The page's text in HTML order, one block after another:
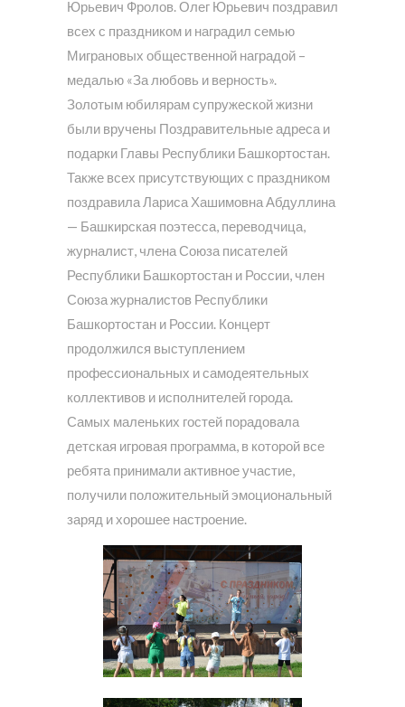
Юрьевич Фролов. Олег Юрьевич поздравил
всех с праздником и наградил семью
Миграновых общественной наградой –
медалью «За любовь и верность».
Золотым юбилярам супружеской жизни
были вручены Поздравительные адреса и
подарки Главы Республики Башкортостан.
Также всех присутствующих с праздником
поздравила Лариса Хашимовна Абдуллина
— Башкирская поэтесса, переводчица,
журналист, члена Союза писателей
Республики Башкортостан и России, член
Союза журналистов Республики
Башкортостан и России. Концерт
продолжился выступлением
профессиональных и самодеятельных
коллективов и исполнителей города.
Самых маленьких гостей порадовала
детская игровая программа, в которой все
ребята принимали активное участие,
получили положительный эмоциональный
заряд и хорошее настроение.